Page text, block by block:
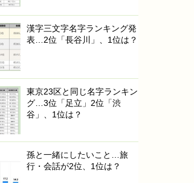
漢字三文字名字ランキング発
表…2位「長谷川」、1位は？
東京23区と同じ名字ランキン
グ…3位「足立」2位「渋
谷」、1位は？
孫と一緒にしたいこと…旅
行・会話が2位、1位は？